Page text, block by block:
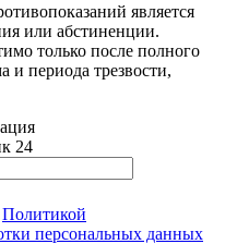
является
или абстиненции.
только после полного
и периода трезвости,
24
Политикой
персональных данных